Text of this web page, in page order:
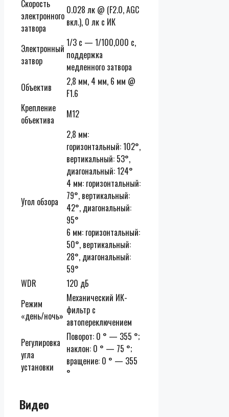
Скорость
электронного
затвора
0.028 лк @ (F2.0, AGC
вкл.), 0 лк с ИК
Электронный
затвор
1/3 с — 1/100,000 с,
поддержка
медленного затвора
Объектив
2,8 мм, 4 мм, 6 мм @
F1.6
Крепление
объектива
M12
Угол обзора
2,8 мм:
горизонтальный: 102°,
вертикальный: 53°,
диагональный: 124°
4 мм: горизонтальный:
79°, вертикальный:
42°, диагональный:
95°
6 мм: горизонтальный:
50°, вертикальный:
28°, диагональный:
59°
WDR
120 дБ
Режим
«день/ночь»
Механический ИК-
фильтр с
автопереключением
Регулировка
угла
установки
Поворот: 0 ° — 355 °;
наклон: 0 ° — 75 °;
вращение: 0 ° — 355
°
Видео